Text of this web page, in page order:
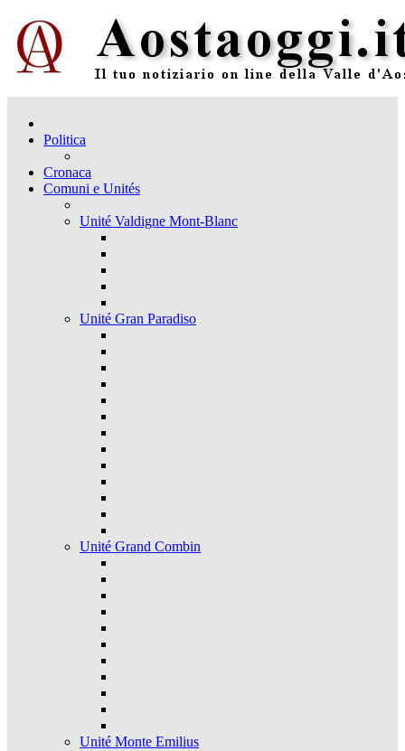
Politica
Cronaca
Comuni e Unités
Unité Valdigne Mont-Blanc
Unité Gran Paradiso
Unité Grand Combin
Unité Monte Emilius